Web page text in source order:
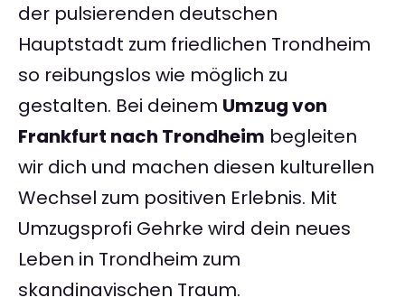
der pulsierenden deutschen
Hauptstadt zum friedlichen Trondheim
so reibungslos wie möglich zu
gestalten. Bei deinem Umzug von
Frankfurt nach Trondheim begleiten
wir dich und machen diesen kulturellen
Wechsel zum positiven Erlebnis. Mit
Umzugsprofi Gehrke wird dein neues
Leben in Trondheim zum
skandinavischen Traum.